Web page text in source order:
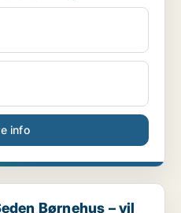
info
– vil du skabe ma...
Børnehus – vil